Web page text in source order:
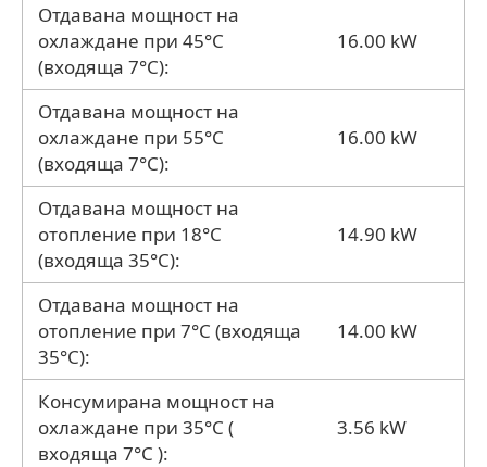
Отдавана мощност на
охлаждане при 45°C
(входяща 7°C):
16.00 kW
Отдавана мощност на
охлаждане при 55°C
(входяща 7°C):
16.00 kW
Отдавана мощност на
отопление при 18°C
(входяща 35°C):
14.90 kW
Отдавана мощност на
отопление при 7°C (входяща
35°C):
14.00 kW
Консумирана мощност на
охлаждане при 35°C (
входяща 7°C ):
3.56 kW